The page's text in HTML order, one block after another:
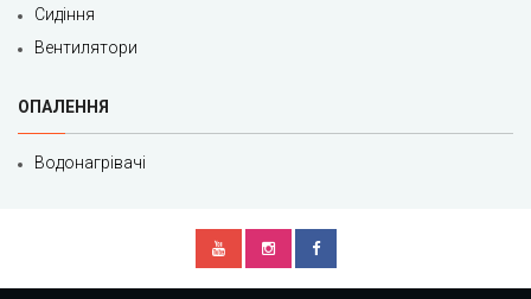
Сидіння
Вентилятори
ОПАЛЕННЯ
Водонагрівачі